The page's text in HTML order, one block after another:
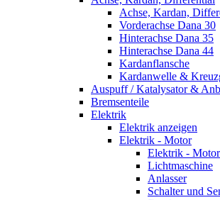
Achse, Kardan,
Vorderachse Dana 30
Hinterachse Dana 35
Hinterachse Dana 44
Kardanflansche
Kardanwelle &
Auspuff / Katalysator &
Bremsenteile
Elektrik
Elektrik anzeigen
Elektrik - Motor
Elektrik - Motor
Lichtmaschine
Anlasser
Schalter und